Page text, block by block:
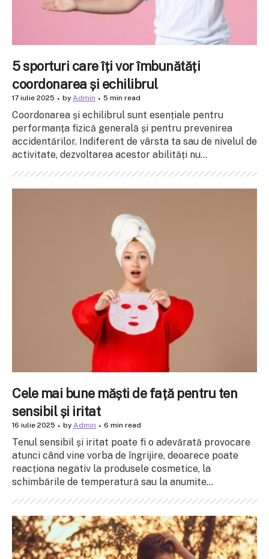
5 sporturi care îți vor îmbunătăți
coordonarea și echilibrul
17 iulie 2025 by Admin 5 min read
Coordonarea și echilibrul sunt esențiale pentru
performanța fizică generală și pentru prevenirea
accidentărilor. Indiferent de vârsta ta sau de nivelul de
activitate, dezvoltarea acestor abilități nu...
Cele mai bune măști de față pentru ten
sensibil și iritat
16 iulie 2025 by Admin 6 min read
Tenul sensibil și iritat poate fi o adevărată provocare
atunci când vine vorba de îngrijire, deoarece poate
reacționa negativ la produsele cosmetice, la
schimbările de temperatură sau la anumite...